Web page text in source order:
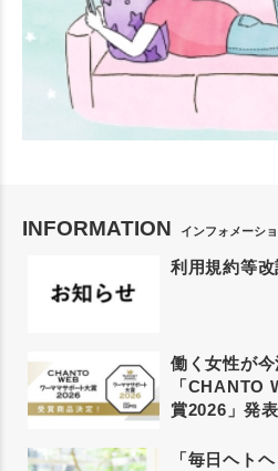
INFORMATION インフォメーシ
利用規約等
働く女性が
「CHANTO
賞2026」発表
「毎日ヘト